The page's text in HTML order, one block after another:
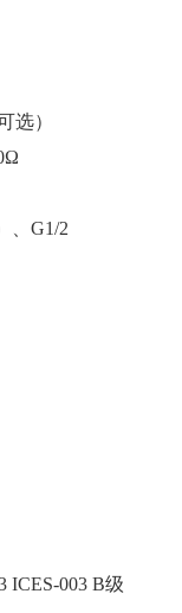
选）
、G1/2
ICES‐003 B级